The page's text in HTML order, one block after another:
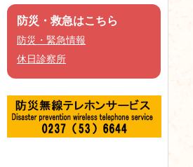
防災・救急はこちら
防災・緊急情報
休日診察所